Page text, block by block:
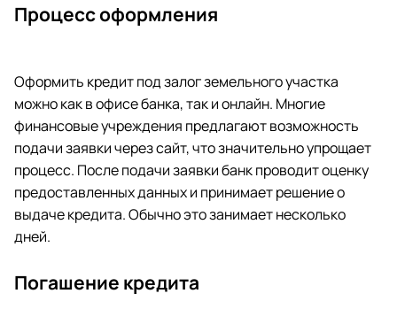
Процесс оформления
Оформить кредит под залог земельного участка
можно как в офисе банка, так и онлайн. Многие
финансовые учреждения предлагают возможность
подачи заявки через сайт, что значительно упрощает
процесс. После подачи заявки банк проводит оценку
предоставленных данных и принимает решение о
выдаче кредита. Обычно это занимает несколько
дней.
Погашение кредита